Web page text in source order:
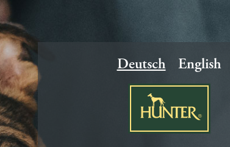
Deutsch English